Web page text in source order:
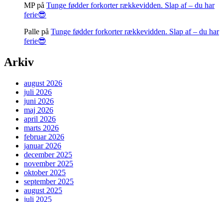
MPpå Tunge fødder forkorter rækkevidden. Slap af – du har
ferie😎
Palle på Tunge fødder forkorter rækkevidden. Slap af – du har
ferie😎
Arkiv
august 2026
juli 2026
juni 2026
maj 2026
april 2026
marts 2026
februar 2026
januar 2026
december 2025
november 2025
oktober 2025
september 2025
august 2025
juli 2025